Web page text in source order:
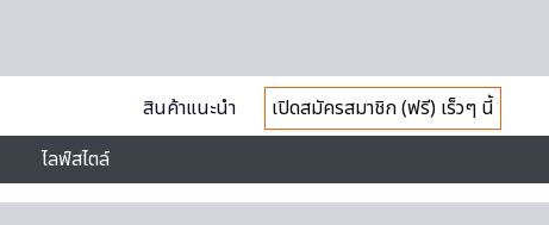
สินค้าแนะนำ
เปิดสมัครสมาชิก (ฟรี) เร็วๆ นี้
ไลฟ์สไตล์